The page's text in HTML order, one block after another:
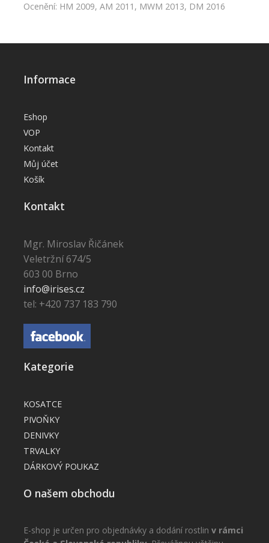
Ocenění: HM 2009, AM 2011, MWM 2013, DM 2016
Informace
Eshop
VOP
Kontakt
Můj účet
Košík
Kontakt
Mgr. Miroslav Řičánek
Veletržní 674/5
603 00 Brno
info@irises.cz
tel: +420 737 183 790
Kategorie
KOSATCE
PIVOŇKY
DENIVKY
TRVALKY
DÁRKOVÝ POUKAZ
O našem obchodu
E-shop je určen pro objednávky a dodání rostlin v rámci